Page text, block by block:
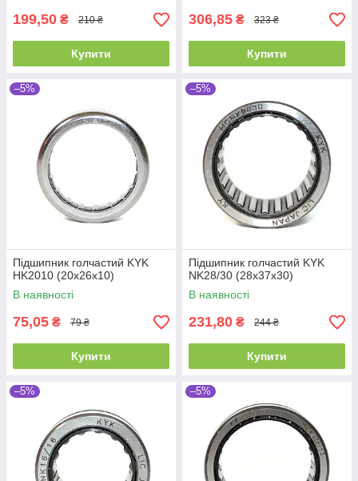
199,50 ₴ 210 ₴
Купити
306,85 ₴ 323 ₴
Купити
–5%
Підшипник голчастий KYK
HK2010 (20x26x10)
В наявності
75,05 ₴ 79 ₴
Купити
–5%
Підшипник голчастий KYK
NK28/30 (28x37x30)
В наявності
231,80 ₴ 244 ₴
Купити
–5% –5%